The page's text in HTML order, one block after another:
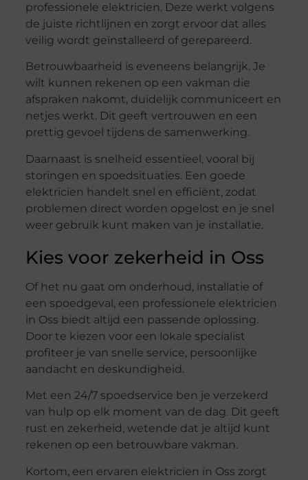
professionele elektricien. Deze werkt volgens
de juiste richtlijnen en zorgt ervoor dat alles
veilig wordt geïnstalleerd of gerepareerd.
Betrouwbaarheid is eveneens belangrijk. Je
wilt kunnen rekenen op een vakman die
afspraken nakomt, duidelijk communiceert en
netjes werkt. Dit geeft vertrouwen en een
prettig gevoel tijdens de samenwerking.
Daarnaast is snelheid essentieel, vooral bij
storingen en spoedsituaties. Een goede
elektricien handelt snel en efficiënt, zodat
problemen direct worden opgelost en je snel
weer gebruik kunt maken van je installatie.
Kies voor zekerheid in Oss
Of het nu gaat om onderhoud, installatie of
een spoedgeval, een professionele elektricien
in Oss biedt altijd een passende oplossing.
Door te kiezen voor een lokale specialist
profiteer je van snelle service, persoonlijke
aandacht en deskundigheid.
Met een 24/7 spoedservice ben je verzekerd
van hulp op elk moment van de dag. Dit geeft
rust en zekerheid, wetende dat je altijd kunt
rekenen op een betrouwbare vakman.
Kortom, een ervaren elektricien in Oss zorgt